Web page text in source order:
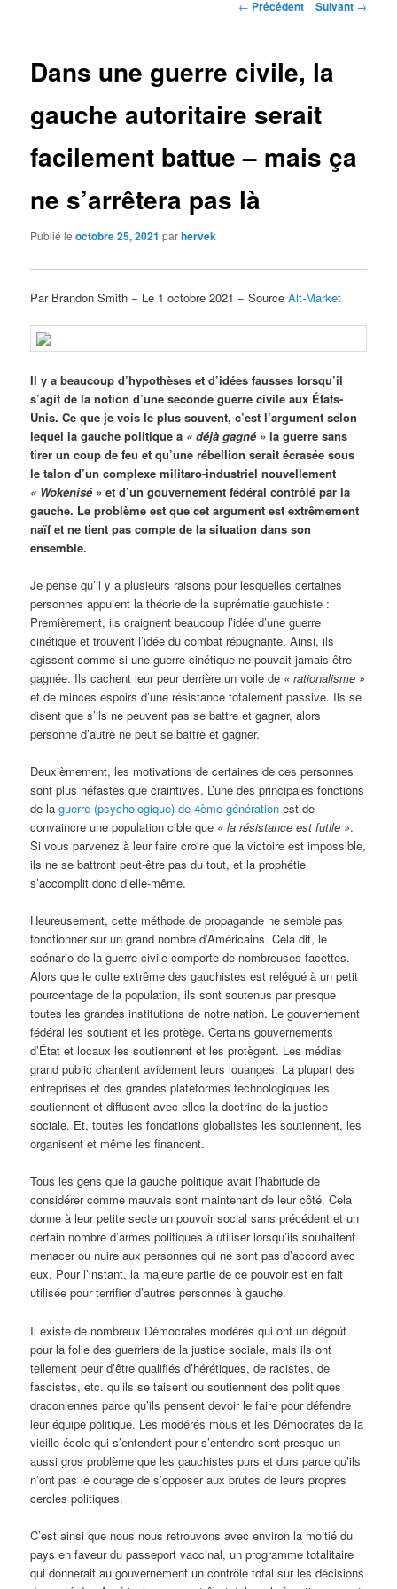
Navigation
← Précédent Suivant →
Dans une guerre civile, la
gauche autoritaire serait
facilement battue – mais ça
ne s’arrêtera pas là
Publié leoctobre 25, 2021 parhervek
Par Brandon Smith − Le 1 octobre 2021 − SourceAlt-Market
Il y a beaucoup d’hypothèses et d’idées fausses lorsqu’il
s’agit de la notion d’une seconde guerre civile aux États-
Unis. Ce que je vois le plus souvent, c’est l’argument selon
lequel la gauche politique a « déjà gagné » la guerre sans
tirer un coup de feu et qu’une rébellion serait écrasée sous
le talon d’un complexe militaro-industriel nouvellement
« Wokenisé » et d’un gouvernement fédéral contrôlé par la
gauche. Le problème est que cet argument est extrêmement
naïf et ne tient pas compte de la situation dans son
ensemble.
Je pense qu’il y a plusieurs raisons pour lesquelles certaines
personnes appuient la théorie de la suprématie gauchiste :
Premièrement, ils craignent beaucoup l’idée d’une guerre
cinétique et trouvent l’idée du combat répugnante. Ainsi, ils
agissent comme si une guerre cinétique ne pouvait jamais être
gagnée. Ils cachent leur peur derrière un voile de « rationalisme »
et de minces espoirs d’une résistance totalement passive. Ils se
disent que s’ils ne peuvent pas se battre et gagner, alors
personne d’autre ne peut se battre et gagner.
Deuxièmement, les motivations de certaines de ces personnes
sont plus néfastes que craintives. L’une des principales fonctions
de laguerre (psychologique) de 4ème génération est de
convaincre une population cible que « la résistance est futile ».
Si vous parvenez à leur faire croire que la victoire est impossible,
ils ne se battront peut-être pas du tout, et la prophétie
s’accomplit donc d’elle-même.
Heureusement, cette méthode de propagande ne semble pas
fonctionner sur un grand nombre d’Américains. Cela dit, le
scénario de la guerre civile comporte de nombreuses facettes.
Alors que le culte extrême des gauchistes est relégué à un petit
pourcentage de la population, ils sont soutenus par presque
toutes les grandes institutions de notre nation. Le gouvernement
fédéral les soutient et les protège. Certains gouvernements
d’État et locaux les soutiennent et les protègent. Les médias
grand public chantent avidement leurs louanges. La plupart des
entreprises et des grandes plateformes technologiques les
soutiennent et diffusent avec elles la doctrine de la justice
sociale. Et, toutes les fondations globalistes les soutiennent, les
organisent et même les financent.
Tous les gens que la gauche politique avait l’habitude de
considérer comme mauvais sont maintenant de leur côté. Cela
donne à leur petite secte un pouvoir social sans précédent et un
certain nombre d’armes politiques à utiliser lorsqu’ils souhaitent
menacer ou nuire aux personnes qui ne sont pas d’accord avec
eux. Pour l’instant, la majeure partie de ce pouvoir est en fait
utilisée pour terrifier d’autres personnes à gauche.
Il existe de nombreux Démocrates modérés qui ont un dégoût
pour la folie des guerriers de la justice sociale, mais ils ont
tellement peur d’être qualifiés d’hérétiques, de racistes, de
fascistes, etc. qu’ils se taisent ou soutiennent des politiques
draconiennes parce qu’ils pensent devoir le faire pour défendre
leur équipe politique. Les modérés mous et les Démocrates de la
vieille école qui s’entendent pour s’entendre sont presque un
aussi gros problème que les gauchistes purs et durs parce qu’ils
n’ont pas le courage de s’opposer aux brutes de leurs propres
cercles politiques.
C’est ainsi que nous nous retrouvons avec environ la moitié du
pays en faveur du passeport vaccinal, un programme totalitaire
qui donnerait au gouvernement un contrôle total sur les décisions